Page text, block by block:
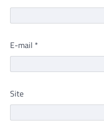
E-mail *
Site